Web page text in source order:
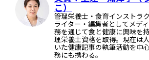
こ）
管理栄養士・食育インストラ
ライター・編集者としてメデ
務を通じて食と健康に興味を
理栄養士資格を取得。現在は
いた健康記事の執筆活動を中
務にも携わる。